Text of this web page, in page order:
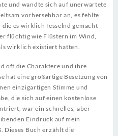
und wandte sich auf unerwartete
vorhersehbar an, es fehlte
es wirklich fesselnd gemacht
flüchtig wie Flüstern im Wind,
wirklich existiert hatten.
oft die Charaktere und ihre
hat eine großartige Besetzung von
einzigartigen Stimme und
die sich auf einen kostenlose
war ein schnelles, aber
Eindruck auf mein
Dieses Buch erzählt die